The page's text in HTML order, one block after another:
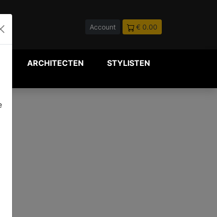
Account € 0.00
ARCHITECTEN STYLISTEN